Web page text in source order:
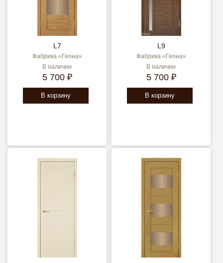
L7
Фабрика «Геона»
В наличии
5 700 ₽
В корзину
L9
Фабрика «Геона»
В наличии
5 700 ₽
В корзину